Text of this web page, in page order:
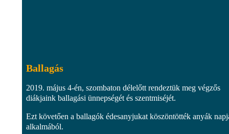
Ballagás
2019. május 4-én, szombaton délelőtt rendeztük meg végzős
diákjaink ballagási ünnepségét és szentmiséjét.
Ezt követően a ballagók édesanyjukat köszöntötték anyák
alkalmából.